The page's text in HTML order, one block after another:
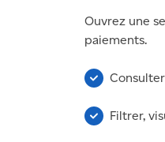
Ouvrez une
paiements.
Filtrer,